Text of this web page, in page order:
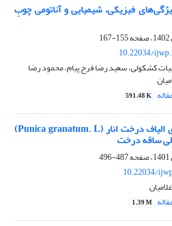
فیزیکی، شیمیایی و آناتومی چوبِ
155-167
10.22034/
کشکولی، سعید رضا فرخ پیام، محمود رضا
591.48 K
آناتومی چوب و بیومتری الیاف درخت انار (Punica granatum. L)
ساقه درخت
487-496
10.22034/
1.39 M